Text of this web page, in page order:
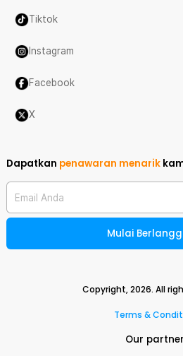
Tiktok
Instagram
Facebook
X
Dapatkan penawaran menarik
Email Anda
Mulai
Copyright,2026. All
Terms &
Our